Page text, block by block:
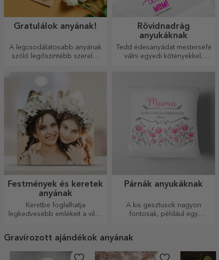
Gratulálok anyának!
A legcsodálatosabb anyának
szóló legőszintébb szerelmi
Rövidnadrág
anyukáknak
Tedd édesanyádat mesterséfé
válni egyedi kötényekkel,
Festmények és keretek
anyának
Keretbe foglalhatja
legkedvesebb emlékeit a világ
Párnák anyukáknak
A kis gesztusok nagyon
fontosak, például egy
felirat vagy rólad szóló
Gravírozott ajándékok anyának